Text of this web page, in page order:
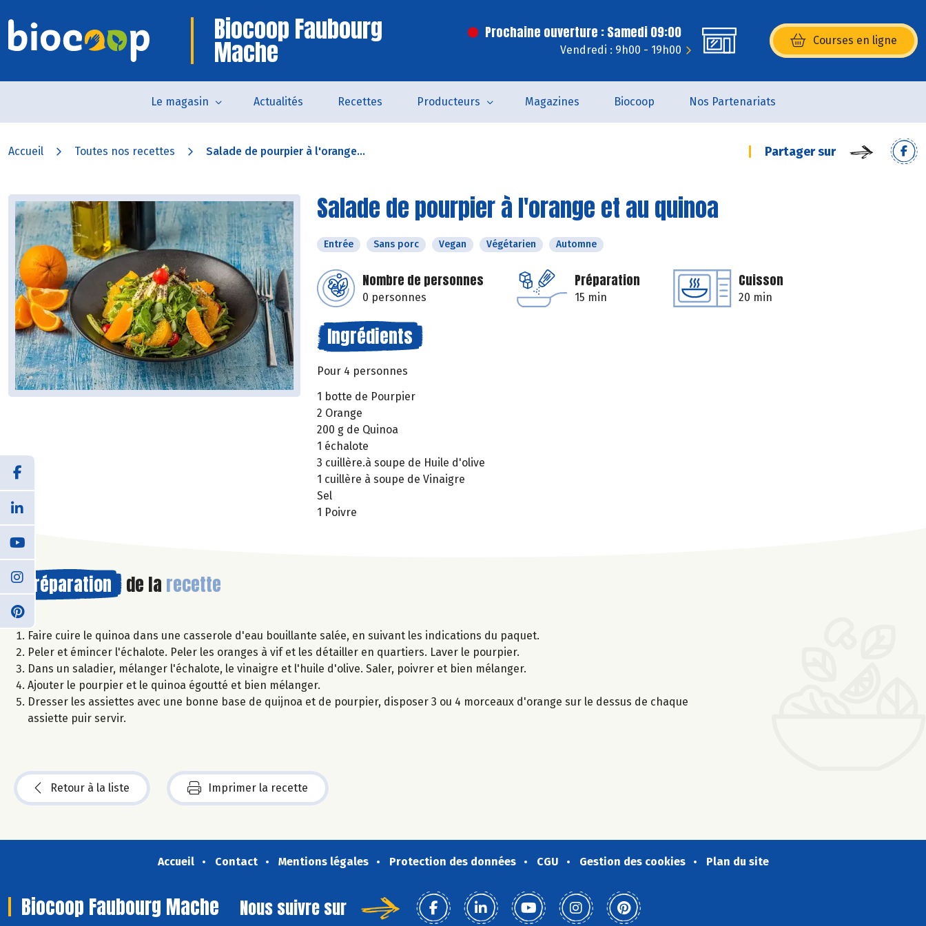
Biocoop Faubourg
Mache
Prochaine ouverture : Samedi 09:00
Vendredi : 9h00 - 19h00
Courses en ligne
(s’ouvre dans une nouvelle
Le magasin Actualités Recettes Producteurs Magazines Biocoop Nos Partenariats
Accueil Toutes nos recettes Salade de pourpier à l'orange... Partager sur
Salade de pourpier à l'orange et au quinoa
Entrée Sans porc Vegan Végétarien Automne
Nombre de personnes
0 personnes
Préparation
15 min
Cuisson
20 min
Ingrédients
Pour 4 personnes
1 botte de Pourpier
2 Orange
200 g de Quinoa
1 échalote
3 cuillère.à soupe de Huile d'olive
1 cuillère à soupe de Vinaigre
Sel
1 Poivre
Préparation de la recette
Faire cuire le quinoa dans une casserole d'eau bouillante salée, en suivant les indications du paquet.
Peler et émincer l'échalote. Peler les oranges à vif et les détailler en quartiers. Laver le pourpier.
Dans un saladier, mélanger l'échalote, le vinaigre et l'huile d'olive. Saler, poivrer et bien mélanger.
Ajouter le pourpier et le quinoa égoutté et bien mélanger.
Dresser les assiettes avec une bonne base de quijnoa et de pourpier, disposer 3 ou 4 morceaux d'orange sur le dessus de chaque
assiette puir servir.
Retour à la liste Imprimer la recette
Accueil Contact Mentions légales Protection des données CGU Gestion des cookies Plan du site
Biocoop Faubourg Mache Nous suivre sur